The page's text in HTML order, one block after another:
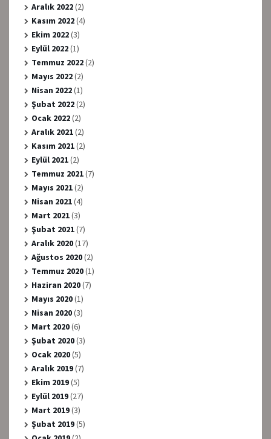
Aralık 2022(2)
Kasım 2022(4)
Ekim 2022(3)
Eylül 2022(1)
Temmuz 2022(2)
Mayıs 2022(2)
Nisan 2022(1)
Şubat 2022(2)
Ocak 2022(2)
Aralık 2021(2)
Kasım 2021(2)
Eylül 2021(2)
Temmuz 2021(7)
Mayıs 2021(2)
Nisan 2021(4)
Mart 2021(3)
Şubat 2021(7)
Aralık 2020(17)
Ağustos 2020(2)
Temmuz 2020(1)
Haziran 2020(7)
Mayıs 2020(1)
Nisan 2020(3)
Mart 2020(6)
Şubat 2020(3)
Ocak 2020(5)
Aralık 2019(7)
Ekim 2019(5)
Eylül 2019(27)
Mart 2019(3)
Şubat 2019(5)